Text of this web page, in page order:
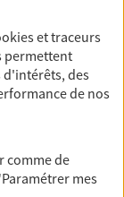
de
Découvrez
et traceurs
permettent
d'intérêts, des
de nos
comme de
mes